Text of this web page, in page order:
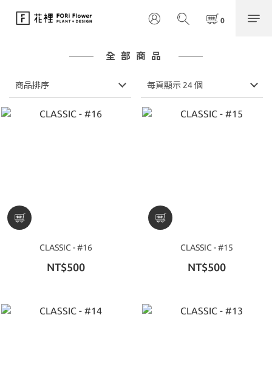
全部商品
商品排序 每頁顯示 24 個
CLASSIC - #16
NT$500
CLASSIC - #15
NT$500